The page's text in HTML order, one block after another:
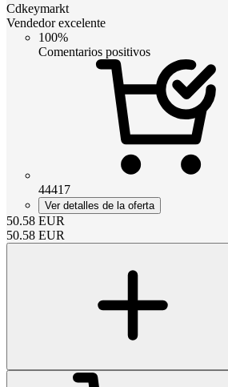
Cdkeymarkt
Vendedor excelente
100%
Comentarios positivos
44417
Ver detalles de la oferta
50.58 EUR
50.58 EUR